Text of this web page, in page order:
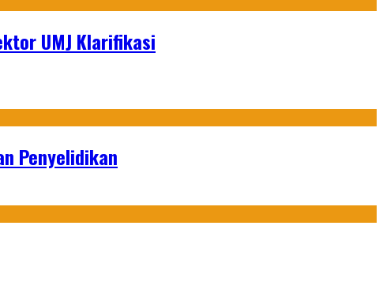
UMJ Klarifikasi
Penyelidikan